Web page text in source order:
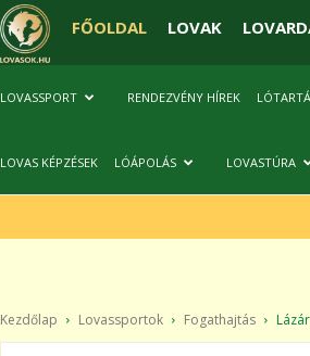
FŐOLDAL LOVAK
LOVASSPORT RENDEZVÉNY HÍREK
LOVAS KÉPZÉSEK LÓÁPOLÁS LOVASTÚRA
Kezdőlap Lovassportok Fogathajtás